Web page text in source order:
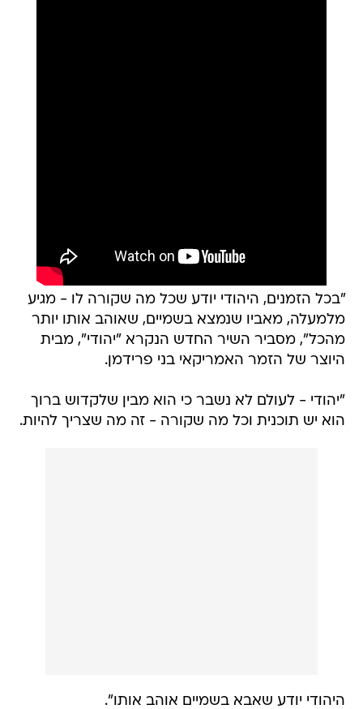
"בכל הזמנים, היהודי יודע שכל מה שקורה לו - מגיע
מלמעלה, מאביו שנמצא בשמיים, שאוהב אותו יותר
מהכל", מסביר השיר החדש הנקרא "יהודי", מבית
היוצר של הזמר האמריקאי בני פרידמן.
"יהודי - לעולם לא נשבר כי הוא מבין שלקדוש ברוך
הוא יש תוכנית וכל מה שקורה - זה מה שצריך להיות.
היהודי יודע שאבא בשמיים אוהב אותו".